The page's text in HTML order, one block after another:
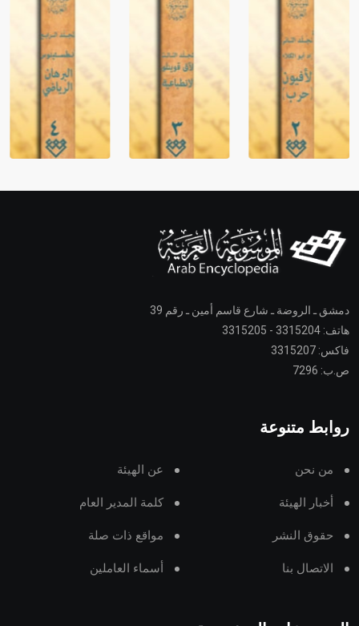
دمشق ـ الروضة ـ شارع قاسم أمين ـ رقم 39
هاتف: 3315204 - 3315205
فاكس: 3315207
ص.ب: 7296
روابط متنوعة
من نحن عن الهيئة
أخبار الهيئة كلمة المدير العام
حقوق النشر مواقع ذات صلة
الاتصال بنا أسماء العاملين